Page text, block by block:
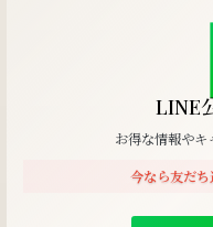
LINE
お得な情報やキ
今なら友だ